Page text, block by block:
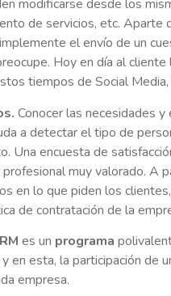
modificarse desde los
de servicios, etc.
el envío de un
Hoy en día al
tiempos de Social
Conocer las necesidades
a detectar el tipo de
Una encuesta de
muy valorado. A
en lo que piden los
de contratación de la
es un programa
en esta, la participación de
empresa.